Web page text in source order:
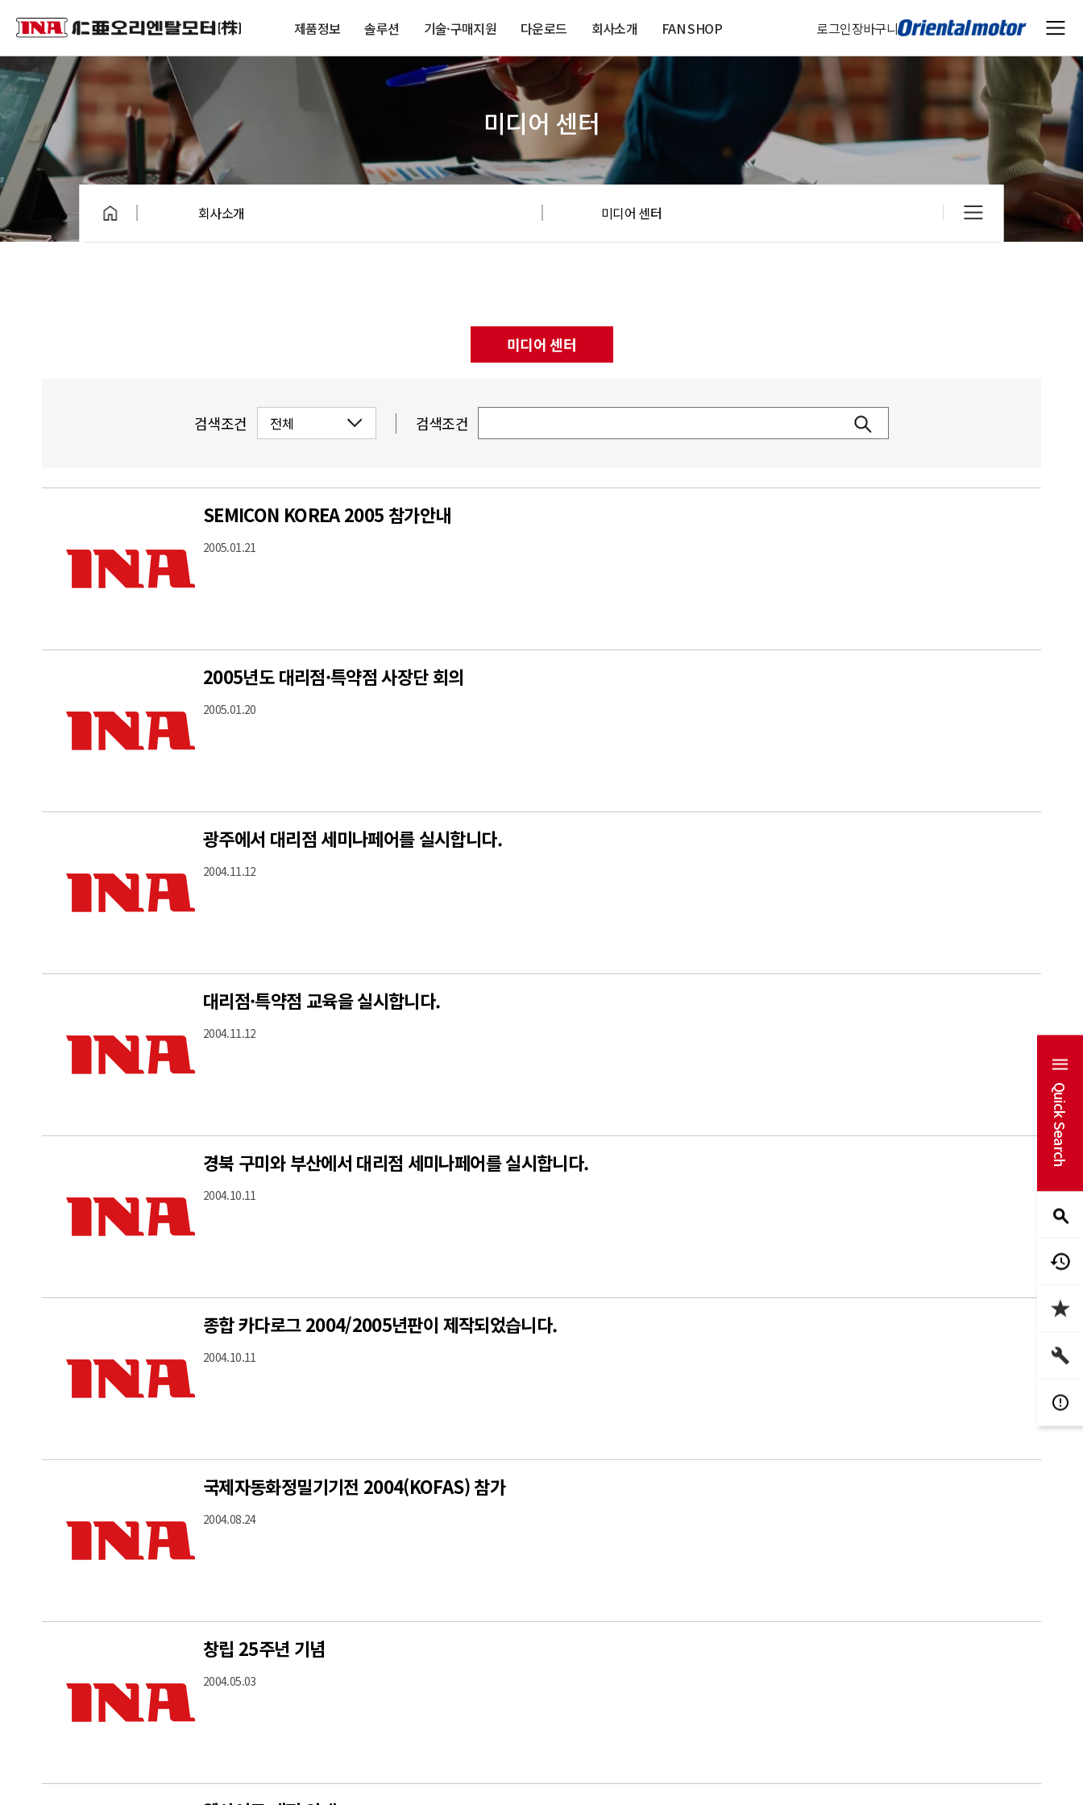
미디어 센터
제품정보 솔루션 기술·구매지원 다운로드 회사소개 FAN SHOP 로그인장바구니
Quick Search
회사소개 미디어 센터
미디어 센터
검색조건 검색조건
SEMICON KOREA 2005 참가안내
2005.01.21
2005년도 대리점·특약점 사장단 회의
2005.01.20
광주에서 대리점 세미나페어를 실시합니다.
2004.11.12
대리점·특약점 교육을 실시합니다.
2004.11.12
경북 구미와 부산에서 대리점 세미나페어를 실시합니다.
2004.10.11
종합 카다로그 2004/2005년판이 제작되었습니다.
2004.10.11
국제자동화정밀기기전 2004(KOFAS) 참가
2004.08.24
창립 25주년 기념
2004.05.03